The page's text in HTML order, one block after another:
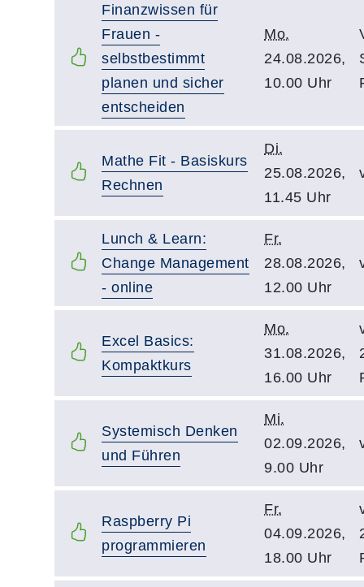
Finanzwissen für
Frauen -
selbstbestimmt
planen und sicher
entscheiden
Mo.
24.08.2026,
10.00 Uhr
Mathe Fit - Basiskurs
Rechnen
Di.
25.08.2026,
11.45 Uhr
Lunch & Learn:
Change Management
- online
Fr.
28.08.2026,
12.00 Uhr
Excel Basics:
Kompaktkurs
Mo.
31.08.2026,
16.00 Uhr
Systemisch Denken
und Führen
Mi.
02.09.2026,
9.00 Uhr
Raspberry Pi
programmieren
Fr.
04.09.2026,
18.00 Uhr